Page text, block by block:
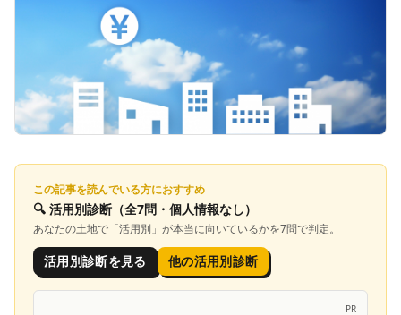
この記事を読んでいる方におすすめ
🔍 活用別診断 （全7問・個人情報なし）
あなたの土地で「活用別 」が本当に向いているかを7問で判定。
活用別診断を見る 他の活用別診断
PR